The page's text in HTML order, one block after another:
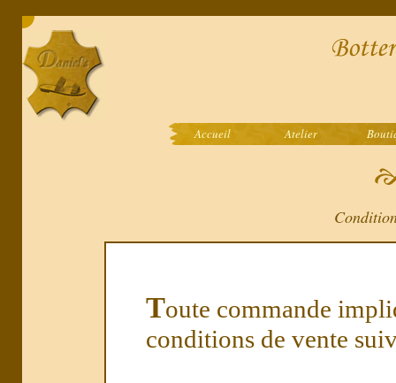
Accueil Atelier
Toute commande
conditions de vente